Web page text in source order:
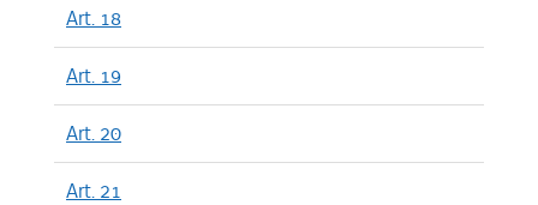
Art. 18
Art. 19
Art. 20
Art. 21